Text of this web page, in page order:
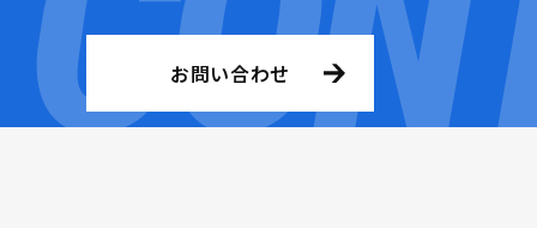
お問い合わせ